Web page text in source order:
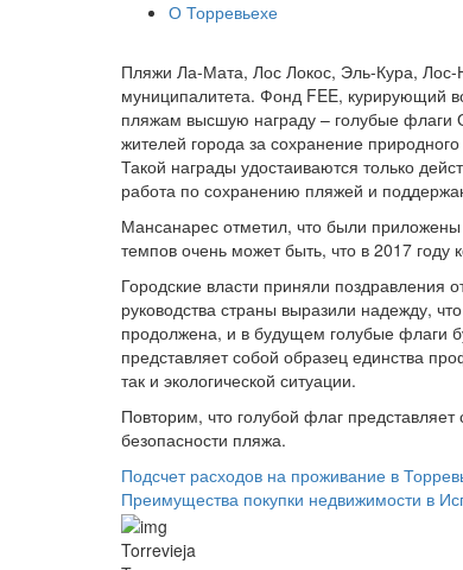
О Торревьехе
Пляжи Ла-Мата, Лос Локос, Эль-Кура, Лос-
муниципалитета. Фонд FEE, курирующий
пляжам высшую награду – голубые флаги
жителей города за сохранение
Такой награды удостаиваются только
работа по сохранению пляжей и
Мансанарес отметил, что были
темпов очень может быть, что в 2017
Городские власти приняли поздравления
руководства страны выразили надежду,
продолжена, и в будущем голубые флаги
представляет собой образец единства
так и экологической ситуации.
Повторим, что голубой флаг
безопасности пляжа.
Подсчет расходов на проживание в
Преимущества покупки недвижимости в
Torrevieja